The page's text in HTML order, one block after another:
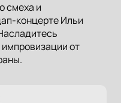
смеха и
концерте Ильи
от